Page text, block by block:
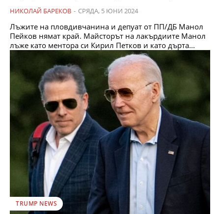
НИКОЛАЙ БАРЕКОВ - СРЯДА, 5 ЮНИ 2024
Лъжите на пловдивчанина и депуат от ПП/ДБ Манол
Пейков нямат край. Майсторът на лакърдиите Манол
лъже като ментора си Кирил Петков и като дърта...
TRUMP NEWS